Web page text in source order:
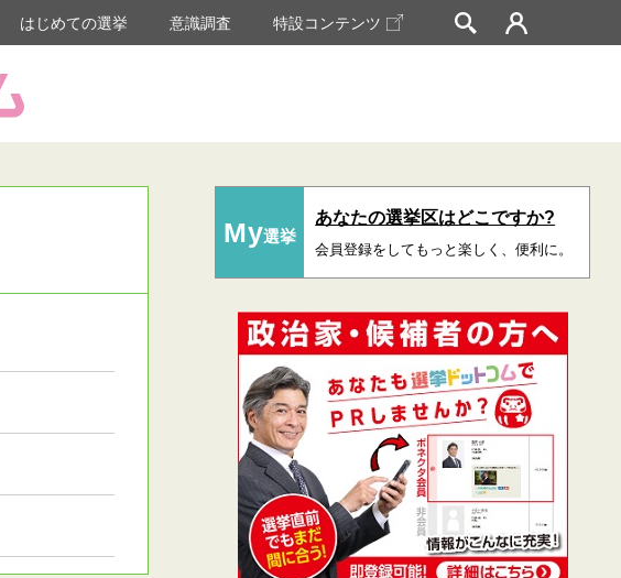
はじめての選挙 意識調査 特設コンテンツ
My選挙
あなたの選挙区はどこですか?
会員登録をしてもっと楽しく、便利に。